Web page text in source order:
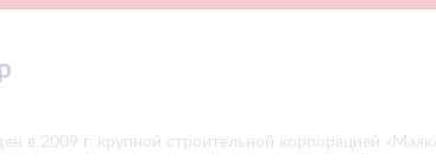
в 2009 г. крупной строительной корпорацией